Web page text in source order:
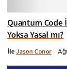
Quantum Code
Yoksa Yasal mı?
İleJason Conor